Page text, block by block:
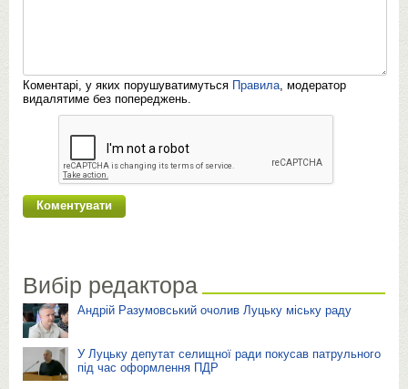
Коментарі, у яких порушуватимуться Правила, модератор
видалятиме без попереджень.
Вибір редактора
Андрій Разумовський очолив Луцьку міську раду
У Луцьку депутат селищної ради покусав патрульного
під час оформлення ПДР